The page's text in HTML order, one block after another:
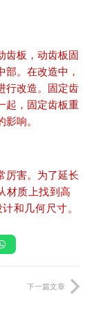
齿板，动齿板固
。在改造中，
行改造。固定齿
起，固定齿板重
响。
厉害。为了延长
材质上找到高
和几何尺寸。
下一篇文章